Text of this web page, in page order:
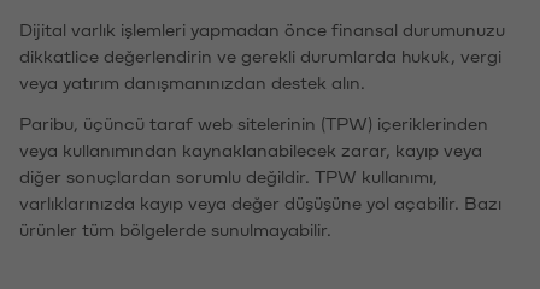
Dijital varlık işlemleri yapmadan önce finansal durumunuzu
dikkatlice değerlendirin ve gerekli durumlarda hukuk, vergi
veya yatırım danışmanınızdan destek alın.
Paribu, üçüncü taraf web sitelerinin (TPW) içeriklerinden
veya kullanımından kaynaklanabilecek zarar, kayıp veya
diğer sonuçlardan sorumlu değildir. TPW kullanımı,
varlıklarınızda kayıp veya değer düşüşüne yol açabilir. Bazı
ürünler tüm bölgelerde sunulmayabilir.